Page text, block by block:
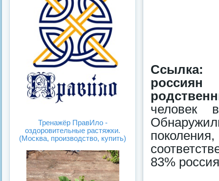
Ссылка:
человек
83%
Тренажёр ПравИло -
оздоровительные растяжки.
(Москва, производство, купить)